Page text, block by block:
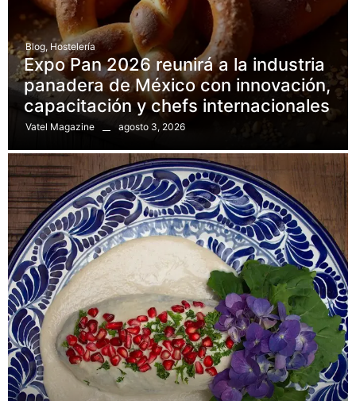
Blog, Hostelería
Expo Pan 2026 reunirá a la industria
panadera de México con innovación,
capacitación y chefs internacionales
Vatel Magazine agosto 3, 2026